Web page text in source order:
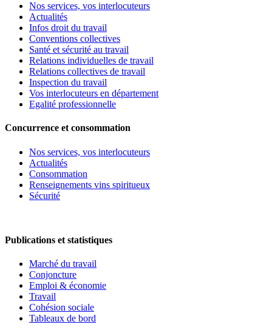
Nos services, vos interlocuteurs
Actualités
Infos droit du travail
Conventions collectives
Santé et sécurité au travail
Relations individuelles de travail
Relations collectives de travail
Inspection du travail
Vos interlocuteurs en département
Egalité professionnelle
Concurrence et consommation
Nos services, vos interlocuteurs
Actualités
Consommation
Renseignements vins spiritueux
Sécurité
Publications et statistiques
Marché du travail
Conjoncture
Emploi & économie
Travail
Cohésion sociale
Tableaux de bord